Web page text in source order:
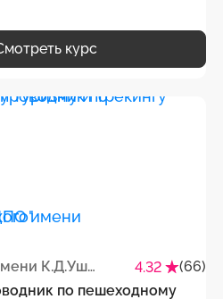
курс
АНО "НИУДПО имени К.Д.Ушинского" 4.32
(66)
по пешеходному